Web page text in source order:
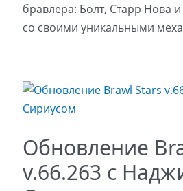
бравлера: Болт, Старр Нова
со своими уникальными
Обновление
v.66.263 с